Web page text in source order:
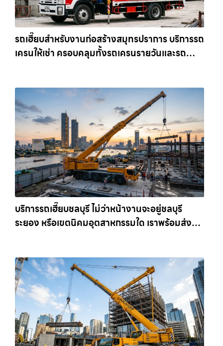
รถเฮี๊ยบสำหรับงานก่อสร้างสมุทรปราการ บริการรถ
เครนให้เช่า ครอบคลุมทั้งรถเครนรายวันและรถ
บริการรถเฮี๊ยบชลบุรี ไม่ว่าหน้างานจะอยู่ชลบุรี
ระยอง หรือเขตนิคมอุตสาหกรรมใด เราพร้อมส่งรถ